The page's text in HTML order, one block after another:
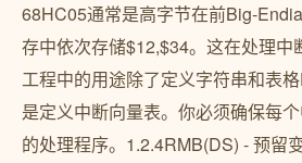
68HC05通常是高字节在前Big-
存中依次存储$12,$34。这在处理中
工程中的用途除了定义字符串和表
是定义中断向量表。你必须确保每
的处理程序。1.2.4RMB(DS) - 预留